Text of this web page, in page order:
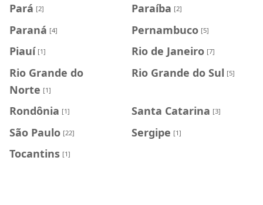
Pará [2] Paraíba [2]
Paraná [4] Pernambuco [5]
Piauí [1] Rio de Janeiro [7]
Rio Grande do
Norte [1]
Rio Grande do Sul [5]
Rondônia [1] Santa Catarina [3]
São Paulo [22] Sergipe [1]
Tocantins [1]